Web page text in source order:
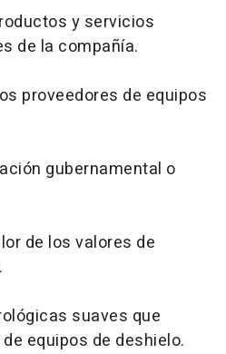
y servicios
de la compañía.
proveedores de equipos
gubernamental o
de los valores de
suaves que
equipos de deshielo.